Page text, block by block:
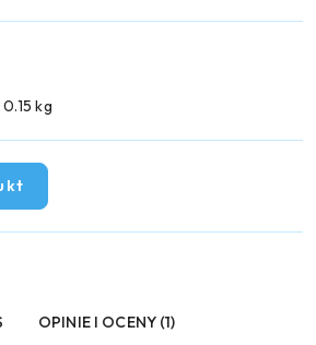
0.15 kg
OPINIE I OCENY (1)